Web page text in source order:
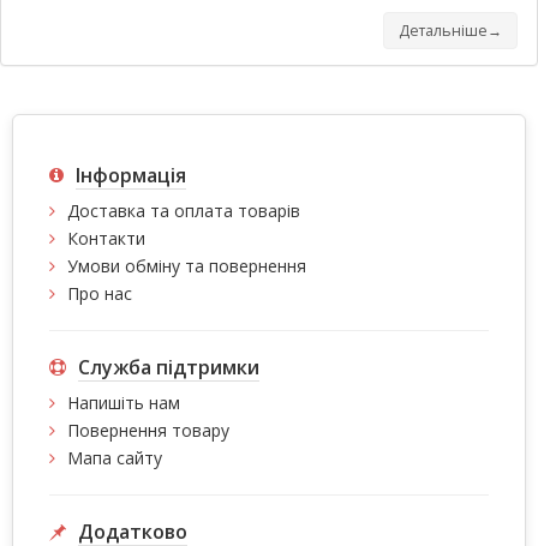
Детальніше→
Інформація
Доставка та оплата товарів
Контакти
Умови обміну та повернення
Про нас
Служба підтримки
Напишіть нам
Повернення товару
Мапа сайту
Додатково